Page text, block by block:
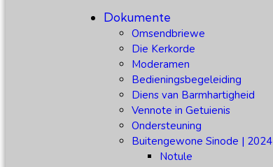
Dokumente
Omsendbriewe
Die Kerkorde
Moderamen
Bedieningsbegeleiding
Diens van Barmhartigheid
Vennote in Getuienis
Ondersteuning
Buitengewone Sinode | 2024
Notule